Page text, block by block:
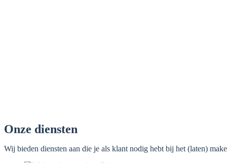
Onze diensten
Wij bieden diensten aan die je als klant nodig hebt bij het (laten)